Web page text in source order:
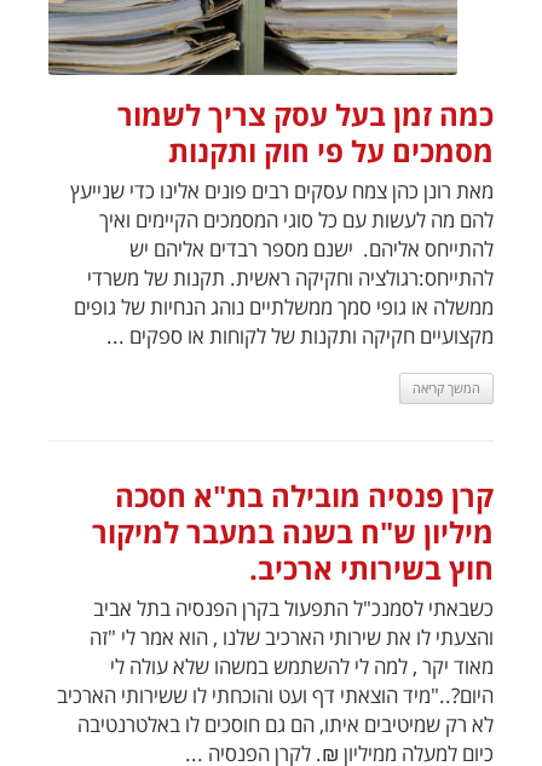
כמה זמן בעל עסק צריך לשמור
מסמכים על פי חוק ותקנות
מאת רונן כהן צמח עסקים רבים פונים אלינו כדי שנייעץ
להם מה לעשות עם כל סוגי המסמכים הקיימים ואיך
להתייחס אליהם. ישנם מספר רבדים אליהם יש
להתייחס:רגולציה וחקיקה ראשית. תקנות של משרדי
ממשלה או גופי סמך ממשלתיים נוהג הנחיות של גופים
מקצועיים חקיקה ותקנות של לקוחות או ספקים ...
המשך קריאה
קרן פנסיה מובילה בת"א חסכה
מיליון ש"ח בשנה במעבר למיקור
חוץ בשירותי ארכיב.
כשבאתי לסמנכ"ל התפעול בקרן הפנסיה בתל אביב
והצעתי לו את שירותי הארכיב שלנו , הוא אמר לי "זה
מאוד יקר , למה לי להשתמש במשהו שלא עולה לי
היום?.."מיד הוצאתי דף ועט והוכחתי לו ששירותי הארכיב
לא רק שמיטיבים איתו, הם גם חוסכים לו באלטרנטיבה
כיום למעלה ממיליון ₪. לקרן הפנסיה ...